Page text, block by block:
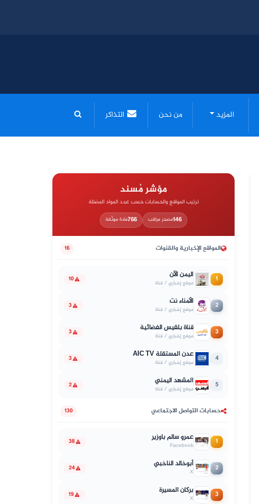
المزيد من نحن التذاكر
مؤشر مُسند
ترتيب المواقع والحسابات حسب عدد المواد المضللة
146مصدر مراقب 766مادة موثّقة
المواقع الإخبارية والقنوات 16
1 اليمن الآن
موقع إخباري / قناة 10
2 الأمناء نت
موقع إخباري / قناة 3
3 قناة بلقيس الفضائية
موقع إخباري / قناة 3
4 عدن المستقلة AIC TV
موقع إخباري / قناة 3
5 المشهد اليمني
موقع إخباري / قناة 2
حسابات التواصل الاجتماعي 130
1 عمرو سالم باوزير
Facebook
38
2 أبوخالد الناخبي
X
24
3 بركان المسيرة
X
19